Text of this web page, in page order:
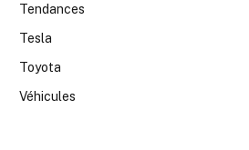
Tendances
Tesla
Toyota
Véhicules